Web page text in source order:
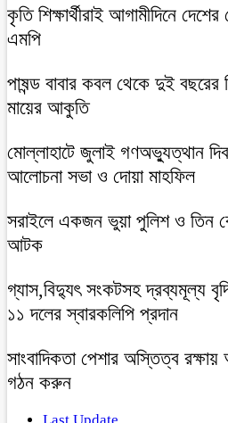
কৃতি শিক্ষার্থীরাই আগামীদিনে
এমপি
পাষন্ড বাবার কবল থেকে দুই
মায়ের আকুতি
মোল্লাহাটে জুলাই গণঅভ্যুত্থান
আলোচনা সভা ও দোয়া মাহফিল
সরাইলে একজন ভুয়া পুলিশ ও তিন
আটক
গ্যাস,বিদ্যুৎ সংকটসহ দ্রব্যমূল্য
১১ দলের স্বারকলিপি প্রদান
সাংবাদিকতা পেশার অস্তিত্ব
গঠন করুন